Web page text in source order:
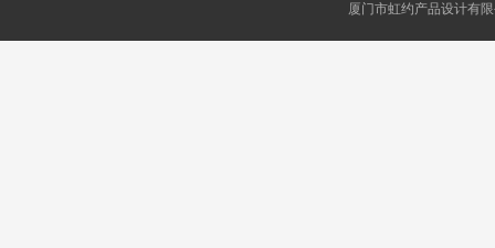
厦门市虹约产品设计有